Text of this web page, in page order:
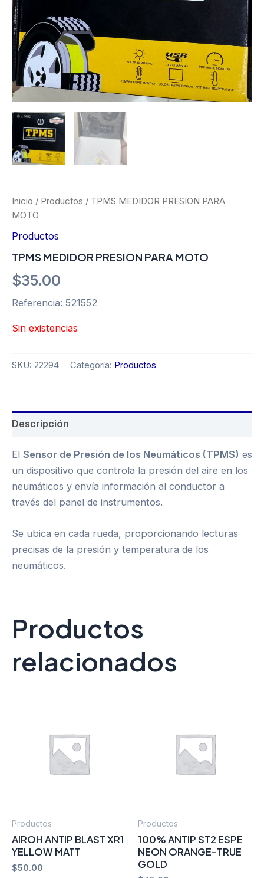
Inicio / Productos / TPMS MEDIDOR PRESION PARA
MOTO
Productos
TPMS MEDIDOR PRESION PARA MOTO
$35.00
Referencia: 521552
Sin existencias
SKU: 22294 Categoría: Productos
Descripción
El Sensor de Presión de los Neumáticos (TPMS) es
un dispositivo que controla la presión del aire en los
neumáticos y envía información al conductor a
través del panel de instrumentos.
Se ubica en cada rueda, proporcionando lecturas
precisas de la presión y temperatura de los
neumáticos.
Productos
relacionados
Productos
AIROH ANTIP BLAST XR1
YELLOW MATT
$50.00
Productos
100% ANTIP ST2 ESPE
NEON ORANGE-TRUE
GOLD